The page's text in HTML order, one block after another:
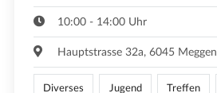
10:00 - 14:00 Uhr
Hauptstrasse 32a, 6045 Meggen
Diverses Jugend Treffen